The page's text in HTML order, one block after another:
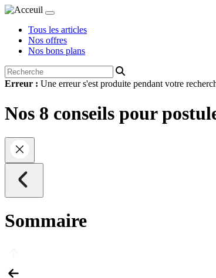
Tous les articles
Nos offres
Nos bons plans
Erreur : Une erreur s'est produite pendant votre
Nos 8 conseils pour
Sommaire